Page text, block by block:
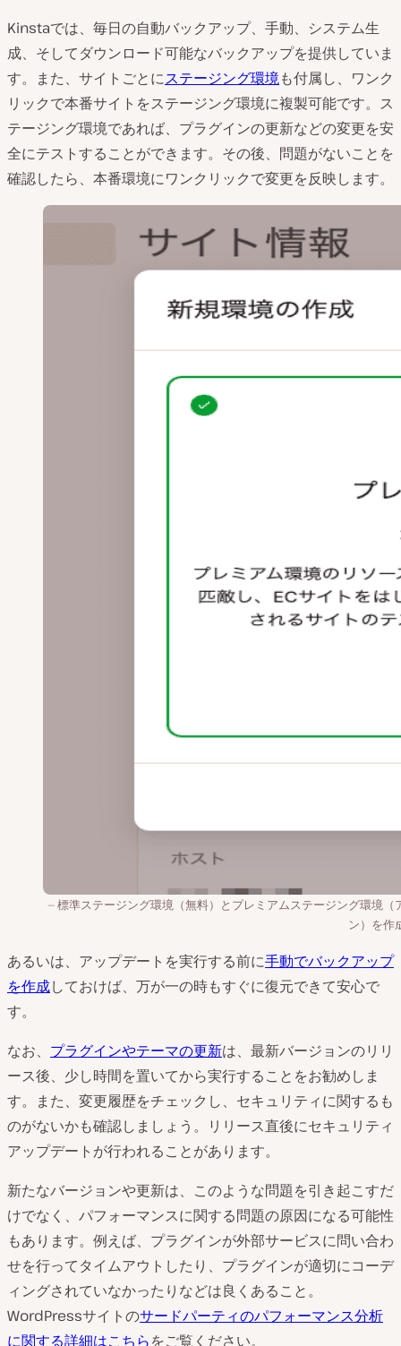
Kinstaでは、 毎日の自動バックアップ、手動、システム生
成、そしてダウンロード可能なバックアップを提供していま
す。また、サイトごとにステージング環境も付属し、ワンク
リックで本番サイトをステージング環境に複製可能です。ス
テージング環境であれば、プラグインの更新などの変更を安
全にテストすることができます。その後、問題がないことを
確認したら、本番環境にワンクリックで変更を反映します。
標準ステージング環境（無料）とプレミアムステージング環境（
ン）を作
あるいは、アップデートを実行する前に手動でバックアップ
を作成しておけば、万が一の時もすぐに復元できて安心で
す。
なお、 プラグインやテーマの更新は、最新バージョンのリリ
ース後、少し時間を置いてから実行することをお勧めしま
す。また、変更履歴をチェックし、セキュリティに関するも
のがないかも確認しましょう。リリース直後にセキュリティ
アップデートが行われることがあります。
新たなバージョンや更新は、このような問題を引き起こすだ
けでなく、パフォーマンスに関する問題の原因になる可能性
もあります。例えば、 プラグインが外部サービスに問い合わ
せを行ってタイムアウトしたり、 プラグインが適切にコーデ
ィングされていなかったりなどは良くあること。
WordPressサイトのサードパーティのパフォーマンス分析
に関する詳細はこちらをご覧ください。